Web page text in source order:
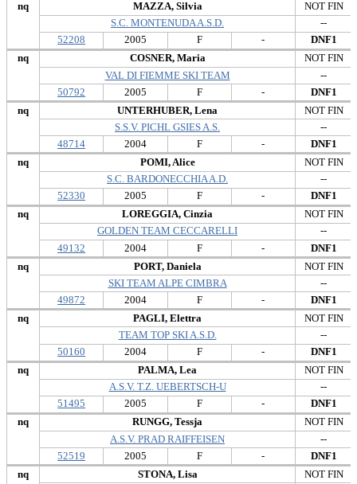
nq
52208
MAZZA, Silvia
2005 F
S.C. MONTENUDA A.S.D.
NOT FIN
--
DNF1
-
nq
50792
COSNER, Maria
2005 F
VAL DI FIEMME SKI TEAM
NOT FIN
--
DNF1
-
nq
48714
UNTERHUBER, Lena
2004 F
S.S.V. PICHL GSIES A.S.
NOT FIN
--
DNF1
-
nq
52330
POMI, Alice
2005 F
S.C. BARDONECCHIA A.D.
NOT FIN
--
DNF1
-
nq
49132
LOREGGIA, Cinzia
2004 F
GOLDEN TEAM CECCARELLI
NOT FIN
--
DNF1
-
nq
49872
PORT, Daniela
2004 F
SKI TEAM ALPE CIMBRA
NOT FIN
--
DNF1
-
nq
50160
PAGLI, Elettra
2004 F
TEAM TOP SKI A.S.D.
NOT FIN
--
DNF1
-
nq
51495
PALMA, Lea
2005 F
A.S.V. T.Z. UEBERTSCH-U
NOT FIN
--
DNF1
-
nq
52519
RUNGG, Tessja
2005 F
A.S.V. PRAD RAIFFEISEN
NOT FIN
--
DNF1
-
nq
STONA, Lisa
NOT FIN